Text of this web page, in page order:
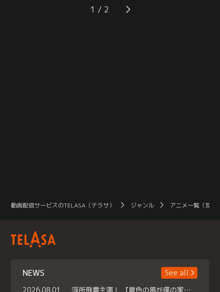
て卒業してもらいたい--二人の想い
とルビィの優しさに触れ、花丸と善
に、北海道から駆けつけてくれた聖
良と理亞に特訓をつけてもらう
1
動画配信サービスのTELASA（テラサ） ジャンル アニメ一覧（見放
NEWS
See all
2026.08.01
浮所飛貴主演！ 【夏色の風が僕の家にやってきた】 本日よりテラサで独占配信スタート！